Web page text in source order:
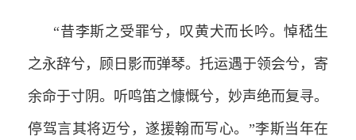
“昔李斯之受罪兮，叹黄犬而长吟。悼嵇生
之永辞兮，顾日影而弹琴。托运遇于领会兮，寄
余命于寸阴。听鸣笛之慷慨兮，妙声绝而复寻。
停驾言其将迈兮，遂援翰而写心。”李斯当年在